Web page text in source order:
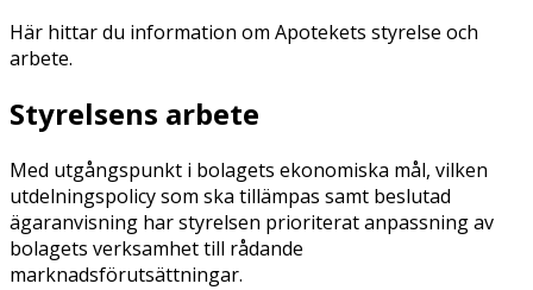
Här hittar du information om Apotekets styrelse och
arbete.
Styrelsens arbete
Med utgångspunkt i bolagets ekonomiska mål, vilken
utdelningspolicy som ska tillämpas samt beslutad
ägaranvisning har styrelsen prioriterat anpassning av
bolagets verksamhet till rådande
marknadsförutsättningar.